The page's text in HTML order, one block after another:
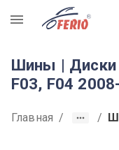
R
Шины | Диски
F03, F04
Главная / /